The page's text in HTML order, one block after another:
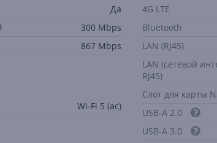
Да
300 Mbps
867 Mbps
Wi-Fi 5 (ac)
4G LTE
Bluetooth
LAN (RJ45)
LAN (сетевой
RJ45)
Слот для карты
USB-A 2.0
USB-A 3.0